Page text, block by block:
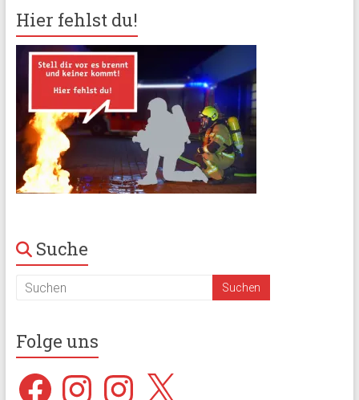
Hier fehlst du!
Suche
Folge uns
FacebookInstagramInstagram
X